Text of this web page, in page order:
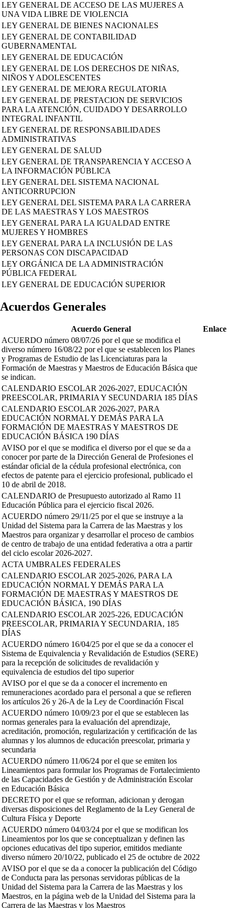
LEY GENERAL DE ACCESO DE LAS MUJERES A
UNA VIDA LIBRE DE VIOLENCIA
LEY GENERAL DE BIENES NACIONALES
LEY GENERAL DE CONTABILIDAD
GUBERNAMENTAL
LEY GENERAL DE EDUCACIÓN
LEY GENERAL DE LOS DERECHOS DE NIÑAS,
NIÑOS Y ADOLESCENTES
LEY GENERAL DE MEJORA REGULATORIA
LEY GENERAL DE PRESTACION DE SERVICIOS
PARA LA ATENCIÓN, CUIDADO Y DESARROLLO
INTEGRAL INFANTIL
LEY GENERAL DE RESPONSABILIDADES
ADMINISTRATIVAS
LEY GENERAL DE SALUD
LEY GENERAL DE TRANSPARENCIA Y ACCESO A
LA INFORMACIÓN PÚBLICA
LEY GENERAL DEL SISTEMA NACIONAL
ANTICORRUPCION
LEY GENERAL DEL SISTEMA PARA LA CARRERA
DE LAS MAESTRAS Y LOS MAESTROS
LEY GENERAL PARA LA IGUALDAD ENTRE
MUJERES Y HOMBRES
LEY GENERAL PARA LA INCLUSIÓN DE LAS
PERSONAS CON DISCAPACIDAD
LEY ORGÁNICA DE LA ADMINISTRACIÓN
PÚBLICA FEDERAL
LEY GENERAL DE EDUCACIÓN SUPERIOR
Acuerdos Generales
Acuerdo General
Enlace
ACUERDO número 08/07/26 por el que se modifica el
diverso número 16/08/22 por el que se establecen los Planes
y Programas de Estudio de las Licenciaturas para la
Formación de Maestras y Maestros de Educación Básica que
se indican.
CALENDARIO ESCOLAR 2026-2027, EDUCACIÓN
PREESCOLAR, PRIMARIA Y SECUNDARIA 185 DÍAS
CALENDARIO ESCOLAR 2026-2027, PARA
EDUCACIÓN NORMAL Y DEMÁS PARA LA
FORMACIÓN DE MAESTRAS Y MAESTROS DE
EDUCACIÓN BÁSICA 190 DÍAS
AVISO por el que se modifica el diverso por el que se da a
conocer por parte de la Dirección General de Profesiones el
estándar oficial de la cédula profesional electrónica, con
efectos de patente para el ejercicio profesional, publicado el
10 de abril de 2018.
CALENDARIO de Presupuesto autorizado al Ramo 11
Educación Pública para el ejercicio fiscal 2026.
ACUERDO número 29/11/25 por el que se instruye a la
Unidad del Sistema para la Carrera de las Maestras y los
Maestros para organizar y desarrollar el proceso de cambios
de centro de trabajo de una entidad federativa a otra a partir
del ciclo escolar 2026-2027.
ACTA UMBRALES FEDERALES
CALENDARIO ESCOLAR 2025-2026, PARA LA
EDUCACIÓN NORMAL Y DEMÁS PARA LA
FORMACIÓN DE MAESTRAS Y MAESTROS DE
EDUCACIÓN BÁSICA, 190 DÍAS
CALENDARIO ESCOLAR 2025-226, EDUCACIÓN
PREESCOLAR, PRIMARIA Y SECUNDARIA, 185
DÍAS
ACUERDO número 16/04/25 por el que se da a conocer el
Sistema de Equivalencia y Revalidación de Estudios (SERE)
para la recepción de solicitudes de revalidación y
equivalencia de estudios del tipo superior
AVISO por el que se da a conocer el incremento en
remuneraciones acordado para el personal a que se refieren
los artículos 26 y 26-A de la Ley de Coordinación Fiscal
ACUERDO número 10/09/23 por el que se establecen las
normas generales para la evaluación del aprendizaje,
acreditación, promoción, regularización y certificación de las
alumnas y los alumnos de educación preescolar, primaria y
secundaria
ACUERDO número 11/06/24 por el que se emiten los
Lineamientos para formular los Programas de Fortalecimiento
de las Capacidades de Gestión y de Administración Escolar
en Educación Básica
DECRETO por el que se reforman, adicionan y derogan
diversas disposiciones del Reglamento de la Ley General de
Cultura Física y Deporte
ACUERDO número 04/03/24 por el que se modifican los
Lineamientos por los que se conceptualizan y definen las
opciones educativas del tipo superior, emitidos mediante
diverso número 20/10/22, publicado el 25 de octubre de 2022
AVISO por el que se da a conocer la publicación del Código
de Conducta para las personas servidoras públicas de la
Unidad del Sistema para la Carrera de las Maestras y los
Maestros, en la página web de la Unidad del Sistema para la
Carrera de las Maestras y los Maestros